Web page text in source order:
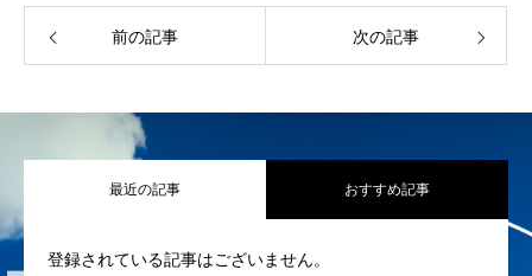
前の記事 次の記事
最近の記事 おすすめ記事
登録されている記事はございません。